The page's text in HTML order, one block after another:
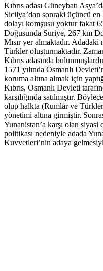
Kıbrıs adası Güneybatı
Sicilya’dan sonraki üçüncü en
dolayı komşusu yoktur fakat
Doğusunda Suriye, 267 km
Mısır yer almaktadır.
Türkler oluşturmaktadır.
Kıbrıs adasında
1571 yılında Osmanlı
koruma altına almak için
Kıbrıs, Osmanlı Devleti
karşılığında satılmıştır.
olup halkta (Rumlar ve
yönetimi altına girmiştir.
Yunanistan’a karşı olan
politikası nedeniyle adada
Kuvvetleri’nin adaya